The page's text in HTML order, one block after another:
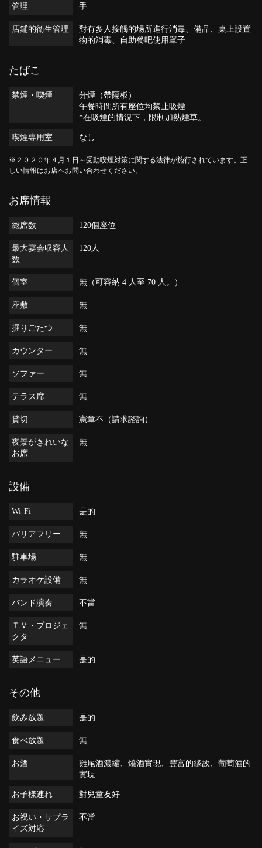
管理
手
店鋪的衛生管理 對有多人接觸的場所進行消毒
備品、桌上設置
物的消毒
自助餐吧使用罩子
たばこ
禁煙・喫煙
分煙（帶隔板）
午餐時間所有座位均禁止吸煙
*在吸煙的情況下，限制加熱煙草。
喫煙専用室 なし
※２０２０年４月１日～受動喫煙対策に関する法律が施行されています。正
しい情報はお店へお問い合わせください。
お席情報
総席数 120個座位
最大宴会収容人
数
120人
個室 無（可容納 4 人至 70 人。）
座敷 無
掘りごたつ 無
カウンター 無
ソファー 無
テラス席 無
貸切 憲章不（請求諮詢）
夜景がきれいな
お席
無
設備
Wi-Fi 是的
バリアフリー 無
駐車場 無
カラオケ設備 無
バンド演奏 不當
ＴＶ・プロジェ
クタ
無
英語メニュー 是的
その他
飲み放題 是的
食べ放題 無
お酒
雞尾酒濃縮、燒酒實現、豐富的緣故、葡萄酒的
實現
お子様連れ 對兒童友好
お祝い・サプラ
イズ対応
不當